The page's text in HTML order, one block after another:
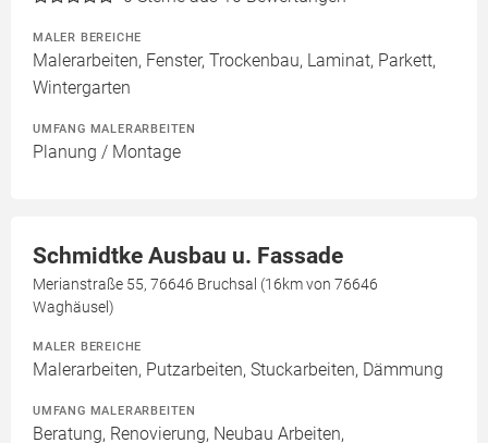
MALER BEREICHE
Malerarbeiten, Fenster, Trockenbau, Laminat, Parkett,
Wintergarten
UMFANG MALERARBEITEN
Planung / Montage
Schmidtke Ausbau u. Fassade
Merianstraße 55, 76646 Bruchsal (16km von 76646
Waghäusel)
MALER BEREICHE
Malerarbeiten, Putzarbeiten, Stuckarbeiten, Dämmung
UMFANG MALERARBEITEN
Beratung, Renovierung, Neubau Arbeiten,